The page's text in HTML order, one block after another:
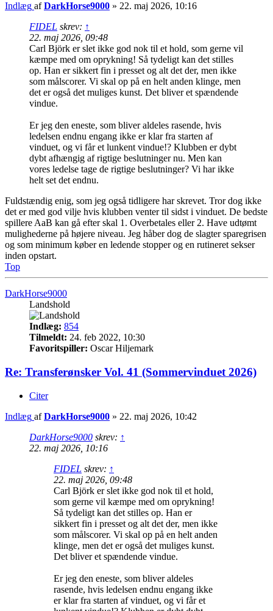
Indlæg afDarkHorse9000 » 22. maj 2026, 10:16
FIDEL skrev: ↑
22. maj 2026, 09:48
Carl Björk er slet ikke god nok til et hold, som gerne vil
kæmpe med om oprykning! Så tydeligt kan det stilles
op. Han er sikkert fin i presset og alt det der, men ikke
som målscorer. Vi skal op på en helt anden klinge, men
det er også det muliges kunst. Det bliver et spændende
vindue.
Er jeg den eneste, som bliver aldeles rasende, hvis
ledelsen endnu engang ikke er klar fra starten af
vinduet, og vi får et lunkent vindue!? Klubben er dybt
dybt afhængig af rigtige beslutninger nu. Men kan
vores ledelse tage de rigtige beslutninger? Vi har ikke
helt set det endnu.
Fuldstændig enig, som jeg også tidligere har skrevet. Tror dog ikke
det er med god vilje hvis klubben venter til sidst i vinduet. De bedste
spillere AaB kan gå efter skal 1. Overbetales eller 2. Have udtømt
mulighederne på højere niveau. Jeg håber dog de slagter sparegrisen
og som minimum køber en ledende stopper og en rutineret sekser
inden opstart.
Top
DarkHorse9000
Landshold
Indlæg: 854
Tilmeldt: 24. feb 2022, 10:30
Favoritspiller: Oscar Hiljemark
Re: Transferønsker Vol. 41 (Sommervinduet 2026)
Citer
Indlæg afDarkHorse9000 » 22. maj 2026, 10:42
DarkHorse9000 skrev: ↑
22. maj 2026, 10:16
FIDEL skrev: ↑
22. maj 2026, 09:48
Carl Björk er slet ikke god nok til et hold,
som gerne vil kæmpe med om oprykning!
Så tydeligt kan det stilles op. Han er
sikkert fin i presset og alt det der, men ikke
som målscorer. Vi skal op på en helt anden
klinge, men det er også det muliges kunst.
Det bliver et spændende vindue.
Er jeg den eneste, som bliver aldeles
rasende, hvis ledelsen endnu engang ikke
er klar fra starten af vinduet, og vi får et